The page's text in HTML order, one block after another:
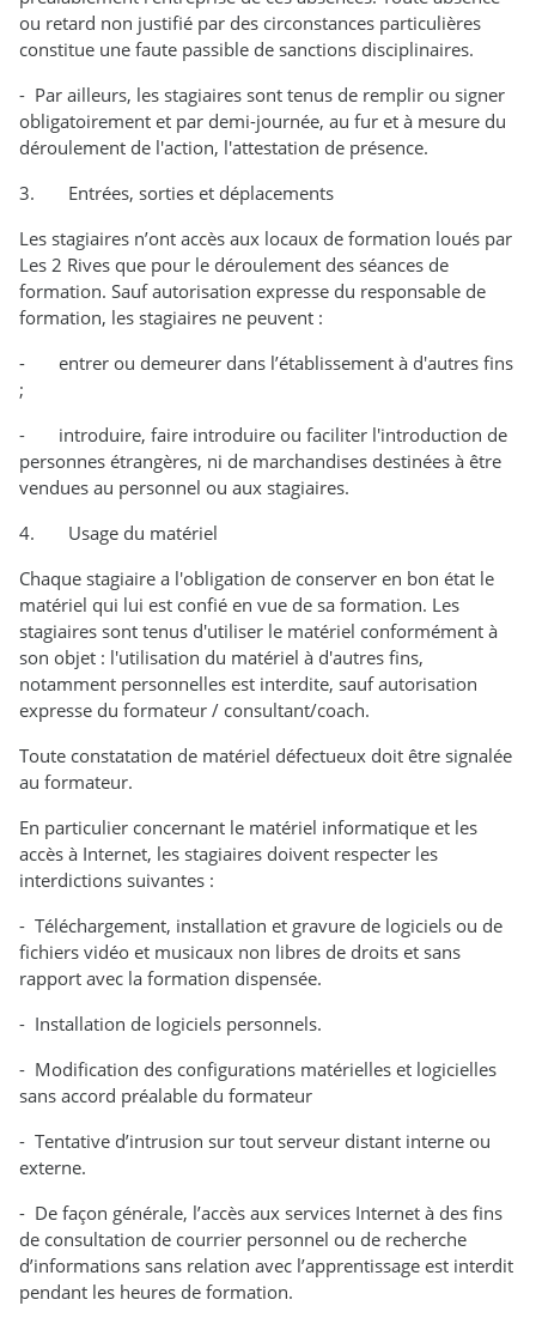
ou retard non justifié par des circonstances particulières
constitue une faute passible de sanctions disciplinaires.
- Par ailleurs, les stagiaires sont tenus de remplir ou signer
obligatoirement et par demi-journée, au fur et à mesure du
déroulement de l'action, l'attestation de présence.
3. Entrées, sorties et déplacements
Les stagiaires n’ont accès aux locaux de formation loués par
Les 2 Rives que pour le déroulement des séances de
formation. Sauf autorisation expresse du responsable de
formation, les stagiaires ne peuvent :
- entrer ou demeurer dans l’établissement à d'autres fins
;
- introduire, faire introduire ou faciliter l'introduction de
personnes étrangères, ni de marchandises destinées à être
vendues au personnel ou aux stagiaires.
4. Usage du matériel
Chaque stagiaire a l'obligation de conserver en bon état le
matériel qui lui est confié en vue de sa formation. Les
stagiaires sont tenus d'utiliser le matériel conformément à
son objet : l'utilisation du matériel à d'autres fins,
notamment personnelles est interdite, sauf autorisation
expresse du formateur / consultant/coach.
Toute constatation de matériel défectueux doit être signalée
au formateur.
En particulier concernant le matériel informatique et les
accès à Internet, les stagiaires doivent respecter les
interdictions suivantes :
- Téléchargement, installation et gravure de logiciels ou de
fichiers vidéo et musicaux non libres de droits et sans
rapport avec la formation dispensée.
- Installation de logiciels personnels.
- Modification des configurations matérielles et logicielles
sans accord préalable du formateur
- Tentative d’intrusion sur tout serveur distant interne ou
externe.
- De façon générale, l’accès aux services Internet à des fins
de consultation de courrier personnel ou de recherche
d’informations sans relation avec l’apprentissage est interdit
pendant les heures de formation.